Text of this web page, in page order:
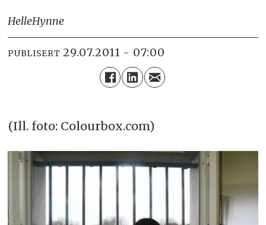
HelleHynne
PUBLISERT 29.07.2011 - 07:00
(Ill. foto: Colourbox.com)